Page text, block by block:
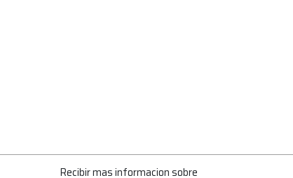
Recibir mas informacion sobre